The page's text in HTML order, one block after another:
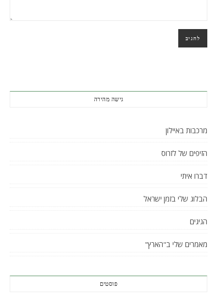
גישה מהירה
מרכבות באיילון
הזיפים של לזרוס
דברו איתי
הבלוג שלי בזמן ישראל
הגיגים
מאמרים שלי ב"הארץ"
פוסטים